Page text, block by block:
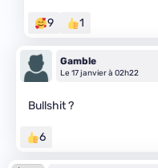
9 1
Gamble
Le 17 janvier à 02h22
Bullshit ?
6